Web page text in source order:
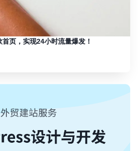
页，实现24小时流量爆发！